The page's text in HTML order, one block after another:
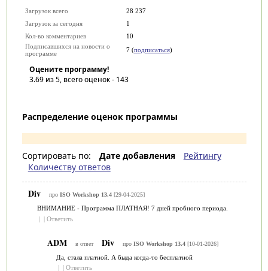
Загрузок всего
28 237
Загрузок за сегодня
1
Кол-во комментариев
10
Подписавшихся на новости о
программе
7 (подписаться)
Оцените программу!
3.69из 5, всего оценок - 143
Распределение оценок программы
Сортировать по: Дате добавления
Рейтингу
Количеству ответов
Div про ISO Workshop 13.4[29-04-2025]
ВНИМАНИЕ - Программа ПЛАТНАЯ! 7 дней пробного периода.
| | Ответить
ADM в ответ Div про ISO Workshop 13.4[10-01-2026]
Да, стала платной. А быда когда-то бесплатной
| | Ответить